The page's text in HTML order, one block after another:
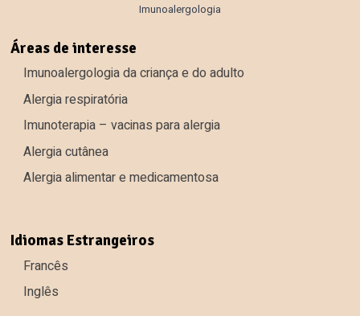
Imunoalergologia
Áreas de interesse
Imunoalergologia da criança e do adulto
Alergia respiratória
Imunoterapia – vacinas para alergia
Alergia cutânea
Alergia alimentar e medicamentosa
Idiomas Estrangeiros
Francês
Inglês